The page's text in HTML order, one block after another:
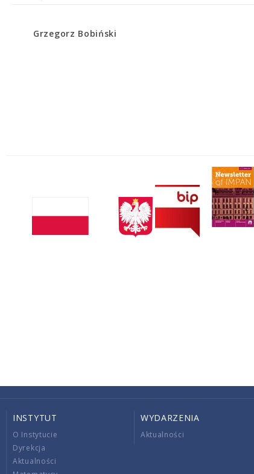
Grzegorz Bobiński
INSTYTUT
O Instytucie
Dyrekcja
Aktualności
WYDARZENIA
Aktualności